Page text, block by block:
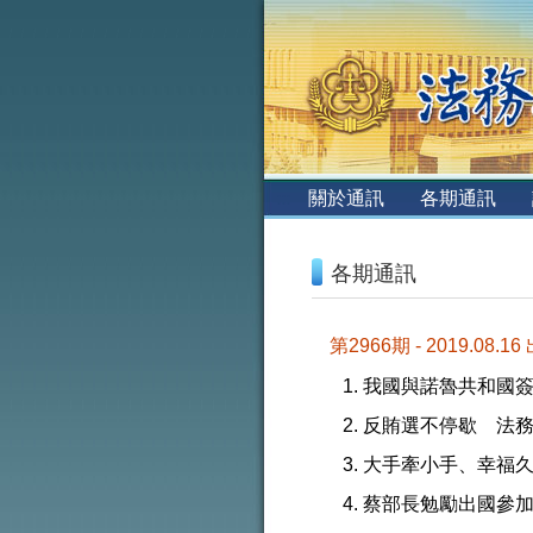
關於通訊 各期通訊
各期通訊
第2966期 - 2019.08.16
我國與諾魯共和國
反賄選不停歇 法務
大手牽小手、幸福
蔡部長勉勵出國參